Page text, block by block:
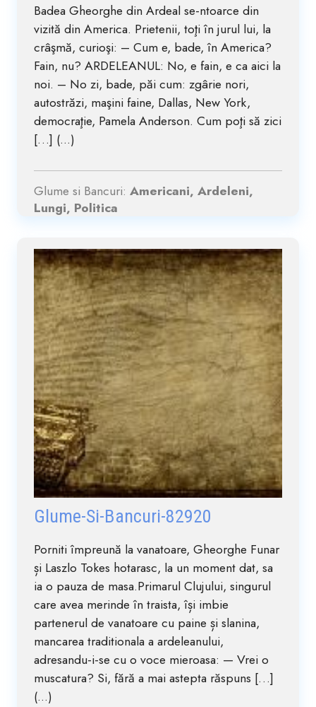
Badea Gheorghe din Ardeal se-ntoarce din
vizită din America. Prietenii, toţi în jurul lui, la
crâşmă, curioşi: – Cum e, bade, în America?
Fain, nu? ARDELEANUL: No, e fain, e ca aici la
noi. – No zi, bade, păi cum: zgârie nori,
autostrăzi, maşini faine, Dallas, New York,
democraţie, Pamela Anderson. Cum poţi să zici
[…] (...)
Glume si Bancuri: Americani, Ardeleni,
Lungi, Politica
Glume-Si-Bancuri-82920
Porniti împreună la vanatoare, Gheorghe Funar
și Laszlo Tokes hotarasc, la un moment dat, sa
ia o pauza de masa.Primarul Clujului, singurul
care avea merinde în traista, își imbie
partenerul de vanatoare cu paine și slanina,
mancarea traditionala a ardeleanului,
adresandu-i-se cu o voce mieroasa: — Vrei o
muscatura? Si, fără a mai astepta răspuns […]
(...)